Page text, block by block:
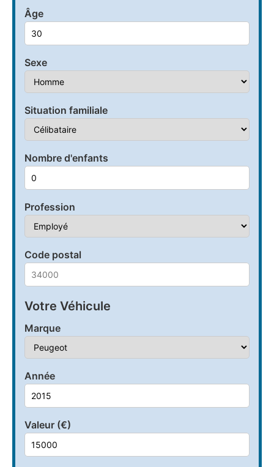
Âge
Sexe
Situation familiale
Nombre d'enfants
Profession
Code postal
Votre Véhicule
Marque
Année
Valeur (€)